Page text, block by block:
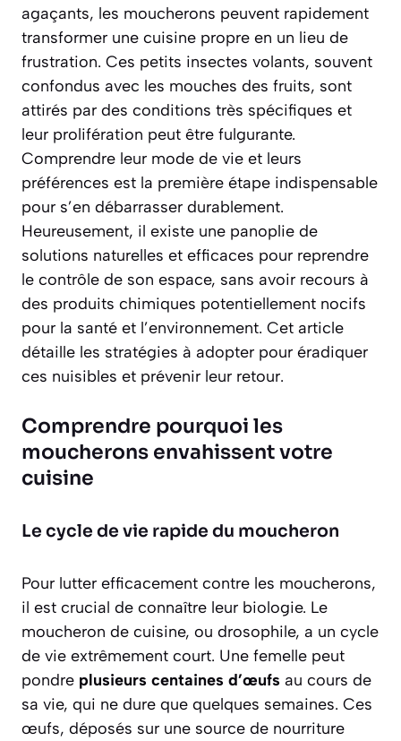
agaçants, les moucherons peuvent rapidement
transformer une cuisine propre en un lieu de
frustration. Ces petits insectes volants, souvent
confondus avec les mouches des fruits, sont
attirés par des conditions très spécifiques et
leur prolifération peut être fulgurante.
Comprendre leur mode de vie et leurs
préférences est la première étape indispensable
pour s’en débarrasser durablement.
Heureusement, il existe une panoplie de
solutions naturelles et efficaces pour reprendre
le contrôle de son espace, sans avoir recours à
des produits chimiques potentiellement nocifs
pour la santé et l’environnement. Cet article
détaille les stratégies à adopter pour éradiquer
ces nuisibles et prévenir leur retour.
Comprendre pourquoi les
moucherons envahissent votre
cuisine
Le cycle de vie rapide du moucheron
Pour lutter efficacement contre les moucherons,
il est crucial de connaître leur biologie. Le
moucheron de cuisine, ou drosophile, a un cycle
de vie extrêmement court. Une femelle peut
pondre plusieurs centaines d’œufs au cours de
sa vie, qui ne dure que quelques semaines. Ces
œufs, déposés sur une source de nourriture